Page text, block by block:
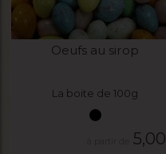
Oeufs au sirop
La boite de 100g
5,00